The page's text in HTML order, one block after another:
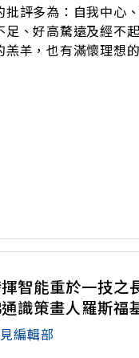
評多為：自我中心
、好高騖遠及經不
羊，也有滿懷理想
升學主義下，歷任教
智能重於一技之
識策畫人羅斯福
編輯部